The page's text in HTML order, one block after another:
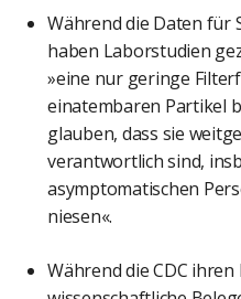
Während die Daten für
haben Laborstudien
»eine nur geringe
einatembaren Partikel
glauben, dass sie
verantwortlich sind,
asymptomatischen
niesen«.
Während die CDC